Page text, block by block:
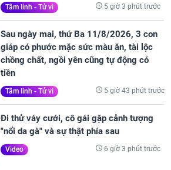
Tâm linh - Tử vi 5 giờ 3 phút trước
Sau ngày mai, thứ Ba 11/8/2026, 3 con
giáp có phước mặc sức màu ăn, tài lộc
chồng chất, ngồi yên cũng tự động có
tiền
Tâm linh - Tử vi 5 giờ 43 phút trước
Đi thử váy cưới, cô gái gặp cảnh tượng
"nổi da gà" và sự thật phía sau
Video 6 giờ 3 phút trước